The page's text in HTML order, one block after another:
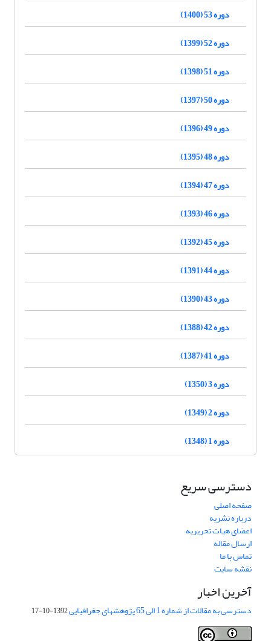
دوره 53 (1400)
دوره 52 (1399)
دوره 51 (1398)
دوره 50 (1397)
دوره 49 (1396)
دوره 48 (1395)
دوره 47 (1394)
دوره 46 (1393)
دوره 45 (1392)
دوره 44 (1391)
دوره 43 (1390)
دوره 42 (1388)
دوره 41 (1387)
دوره 3 (1350)
دوره 2 (1349)
دوره 1 (1348)
دسترسی سریع
صفحه اصلی
درباره نشریه
اعضای هیات تحریریه
ارسال مقاله
تماس با ما
نقشه سایت
آخرین اخبار
دسترسی به مقالات از شماره 1 الی 65 پژوهشهای جغرافیایی 1392-10-17